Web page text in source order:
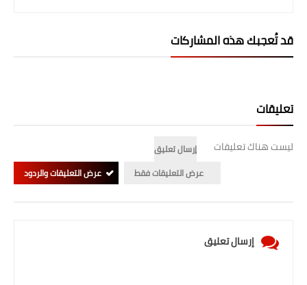
قد تُعجبك هذه المشاركات
تعليقات
ليست هناك تعليقات
إرسال تعليق
عرض التعليقات فقط
عرض التعليقات والردود
إرسال تعليق